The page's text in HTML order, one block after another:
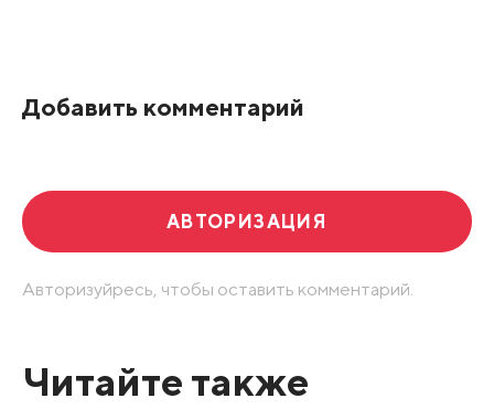
Добавить комментарий
АВТОРИЗАЦИЯ
Авторизуйресь, чтобы оставить комментарий.
Читайте также